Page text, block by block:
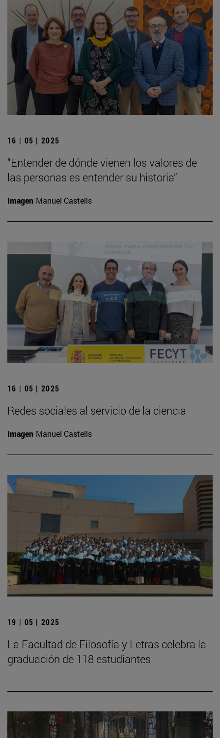
16 | 05 | 2025
“Entender de dónde vienen los valores de
las personas es entender su historia”
Imagen Manuel Castells
16 | 05 | 2025
Redes sociales al servicio de la ciencia
Imagen Manuel Castells
19 | 05 | 2025
La Facultad de Filosofía y Letras celebra la
graduación de 118 estudiantes